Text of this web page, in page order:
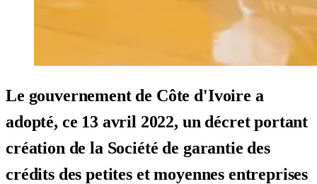
Le gouvernement de Côte d'Ivoire a
adopté, ce 13 avril 2022, un décret portant
création de la Société de garantie des
crédits des petites et moyennes entreprises